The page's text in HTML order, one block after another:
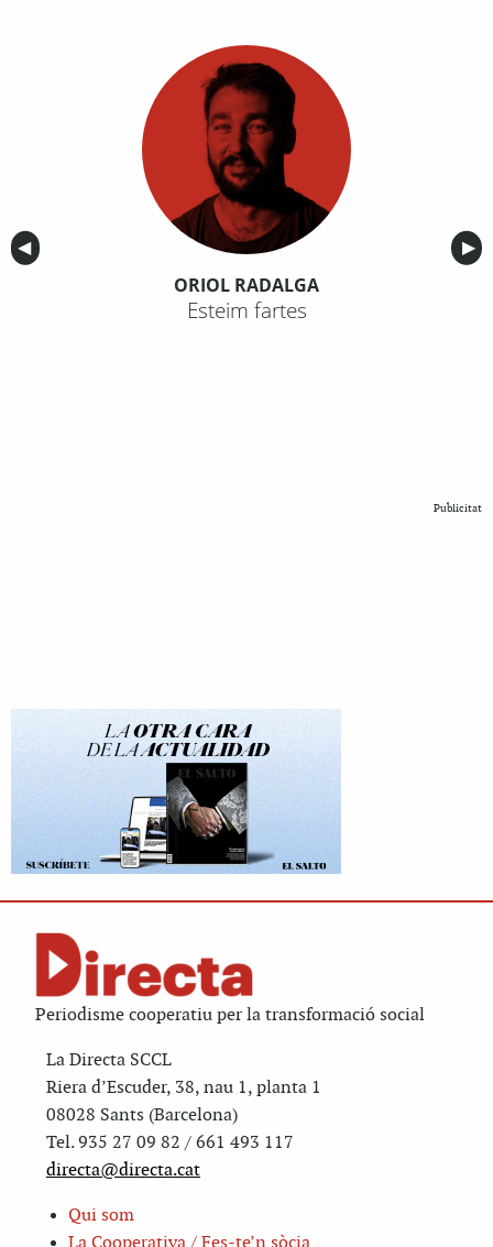
Anterior
◀︎ ▶︎
ORIOL RADALGA
Esteim fartes
Publicitat
Periodisme cooperatiu per la transformació social
La Directa SCCL
Riera d’Escuder, 38, nau 1, planta 1
08028 Sants (Barcelona)
Tel. 935 27 09 82 / 661 493 117
directa@directa.cat
Qui som